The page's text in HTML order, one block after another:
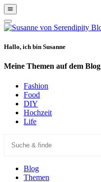
Show
Offscreen
Content
Hide
Offscreen
Hallo, ich bin Susanne
Meine Themen auf dem Blog
Fashion
Food
DIY
Hochzeit
Life
Blog
Themen